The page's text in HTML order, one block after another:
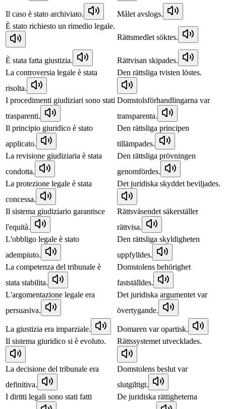
Il caso è stato archiviato.
Målet avslogs.
È stato richiesto un rimedio legale.
Rättsmedlet söktes.
È stata fatta giustizia.
Rättvisan skipades.
La controversia legale è stata
risolta.
Den rättsliga tvisten löstes.
I procedimenti giudiziari sono stati
trasparenti.
Domstolsförhandlingarna var
transparenta.
Il principio giuridico è stato
applicato.
Den rättsliga principen
tillämpades.
La revisione giudiziaria è stata
condotta.
Den rättsliga prövningen
genomfördes.
La protezione legale è stata
concessa.
Det juridiska skyddet beviljades.
Il sistema giudiziario garantisce
l'equità.
Rättsväsendet säkerställer
rättvisa.
L'obbligo legale è stato
adempiuto.
Den rättsliga skyldigheten
uppfylldes.
La competenza del tribunale è
stata stabilita.
Domstolens behörighet
fastställdes.
L'argomentazione legale era
persuasiva.
Det juridiska argumentet var
övertygande.
La giustizia era imparziale.
Domaren var opartisk.
Il sistema giuridico si è evoluto.
Rättssystemet utvecklades.
La decisione del tribunale era
definitiva.
Domstolens beslut var
slutgiltigt.
I diritti legali sono stati fatti
De juridiska rättigheterna